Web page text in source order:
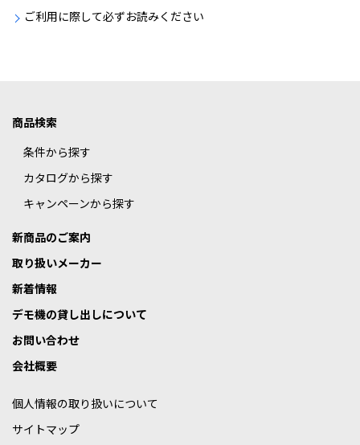
ご利用に際して必ずお読みください
商品検索
条件から探す
カタログから探す
キャンペーンから探す
新商品のご案内
取り扱いメーカー
新着情報
デモ機の貸し出しについて
お問い合わせ
会社概要
個人情報の取り扱いについて
サイトマップ